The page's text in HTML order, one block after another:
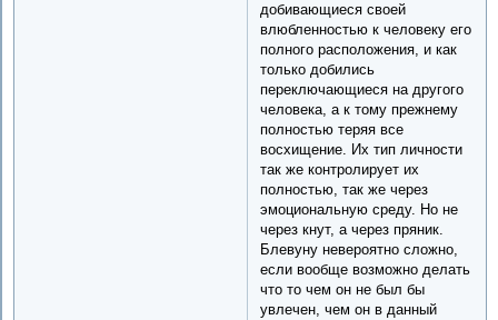
добивающиеся своей
влюбленностью к человеку его
полного расположения, и как
только добились
переключающиеся на другого
человека, а к тому прежнему
полностью теряя все
восхищение. Их тип личности
так же контролирует их
полностью, так же через
эмоциональную среду. Но не
через кнут, а через пряник.
Блевуну невероятно сложно,
если вообще возможно делать
что то чем он не был бы
увлечен, чем он в данный